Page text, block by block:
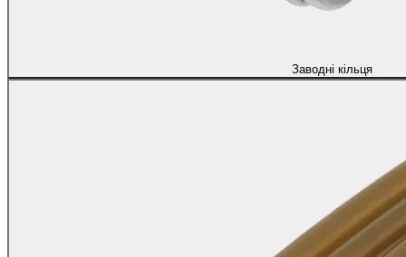
Заводні кільця